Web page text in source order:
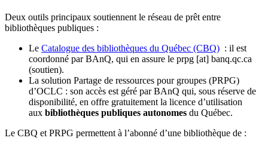
Deux outils principaux soutiennent le réseau de prêt entre
bibliothèques publiques :
Le Catalogue des bibliothèques du Québec (CBQ) : il est
coordonné par BAnQ, qui en assure le prpg [at] banq.qc.ca
(soutien).
La solution Partage de ressources pour groupes (PRPG)
d’OCLC : son accès est géré par BAnQ qui, sous réserve de
disponibilité, en offre gratuitement la licence d’utilisation
aux bibliothèques publiques autonomes du Québec.
Le CBQ et PRPG permettent à l’abonné d’une bibliothèque de :